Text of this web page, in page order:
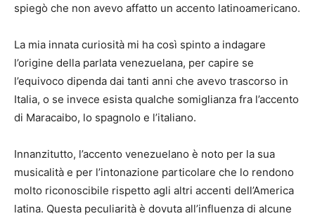
spiegò che non avevo affatto un accento latinoamericano.
La mia innata curiosità mi ha così spinto a indagare
l’origine della parlata venezuelana, per capire se
l’equivoco dipenda dai tanti anni che avevo trascorso in
Italia, o se invece esista qualche somiglianza fra l’accento
di Maracaibo, lo spagnolo e l’italiano.
Innanzitutto, l’accento venezuelano è noto per la sua
musicalità e per l’intonazione particolare che lo rendono
molto riconoscibile rispetto agli altri accenti dell’America
latina. Questa peculiarità è dovuta all’influenza di alcune